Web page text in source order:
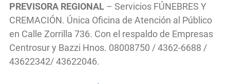
PREVISORA REGIONAL – Servicios FÚNEBRES Y
CREMACIÓN. Única Oficina de Atención al Público
en Calle Zorrilla 736. Con el respaldo de Empresas
Centrosur y Bazzi Hnos. 08008750 / 4362-6688 /
43622342/ 43622046.